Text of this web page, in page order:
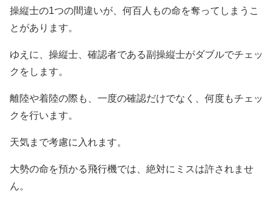
操縦士の1つの間違いが、何百人もの命を奪ってしまうこ
とがあります。
ゆえに、操縦士、確認者である副操縦士がダブルでチェッ
クをします。
離陸や着陸の際も、一度の確認だけでなく、何度もチェッ
クを行います。
天気まで考慮に入れます。
大勢の命を預かる飛行機では、絶対にミスは許されませ
ん。